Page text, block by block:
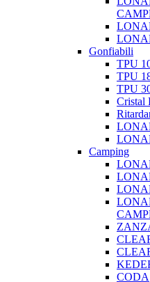
Gonfiabili
TPU
TPU
TPU
Cristal
Camping
CODA